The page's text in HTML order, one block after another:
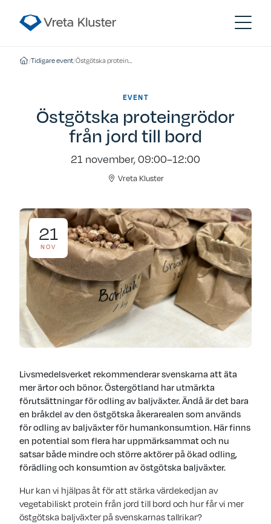
/Tidigare event/ Östgötska proteingrödor från jord till bord
EVENT
Östgötska proteingrödor
från jord till bord
21 november, 09:00–12:00
Vreta Kluster
21
NOV
Livsmedelsverket rekommenderar svenskarna att äta
mer ärtor och bönor. Östergötland har utmärkta
förutsättningar för odling av baljväxter. Ändå är det bara
en bråkdel av den östgötska åkerarealen som används
för odling av baljväxter för humankonsumtion. Här finns
en potential som flera har uppmärksammat och nu
satsar både mindre och större aktörer på ökad odling,
förädling och konsumtion av östgötska baljväxter.
Hur kan vi hjälpas åt för att stärka värdekedjan av
vegetabiliskt protein från jord till bord och hur får vi mer
östgötska baljväxter på svenskarnas tallrikar?